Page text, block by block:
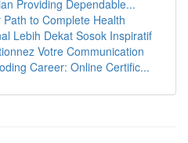
Providing Dependable...
to Complete Health
Lebih Dekat Sosok Inspiratif
Votre Communication
Career: Online Certific...